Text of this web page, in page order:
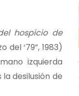
hospicio de
‘79”, 1983)
izquierda
desilusión de